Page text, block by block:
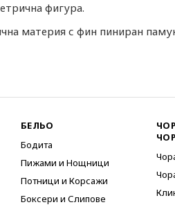
фигура.
материя с фин пиниран
БЕЛЬО
Бодита
Пижами и Нощници
Потници и Корсажи
Боксери и Слипове